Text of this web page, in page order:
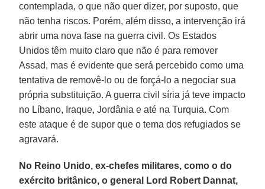
contemplada, o que não quer dizer, por suposto, que
não tenha riscos. Porém, além disso, a intervenção irá
abrir uma nova fase na guerra civil. Os Estados
Unidos têm muito claro que não é para remover
Assad, mas é evidente que será percebido como uma
tentativa de removê-lo ou de forçá-lo a negociar sua
própria substituição. A guerra civil síria já teve impacto
no Líbano, Iraque, Jordânia e até na Turquia. Com
este ataque é de supor que o tema dos refugiados se
agravará.
No Reino Unido, ex-chefes militares, como o do
exército britânico, o general Lord Robert Dannat,